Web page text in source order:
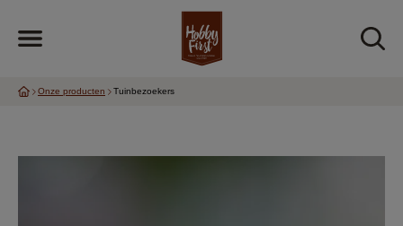
Onze producten Tuinbezoekers